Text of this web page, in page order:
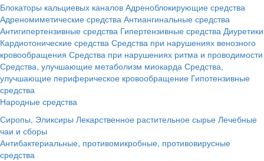
Блокаторы кальциевых каналов Адреноблокирующие средства
Адреномиметические средства Антиангинальные средства
Антигипертензивные средства Гипертензивные средства Диуретики
Кардиотонические средства Средства при нарушениях венозного
кровообращения Средства при нарушениях ритма и проводимости
Средства, улучшающие метаболизм миокарда Средства,
улучшающие периферическое кровообращение Гипотензивные
средства
Народные средства
Сиропы, Эликсиры Лекарственное растительное сырье Лечебные
чаи и сборы
Антибактериальные, противомикробные, противовирусные
средства